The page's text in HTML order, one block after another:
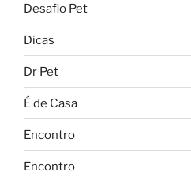
Desafio Pet
Dicas
Dr Pet
É de Casa
Encontro
Encontro